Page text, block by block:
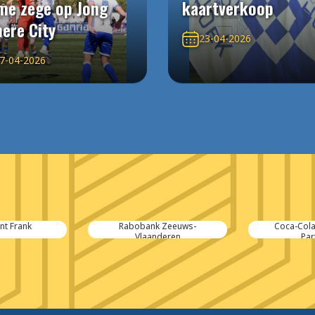
zege op Jong
City
04-2026
kaartverkoop
23-04-2026
Coca-Cola Europacific
Partners
Kubus